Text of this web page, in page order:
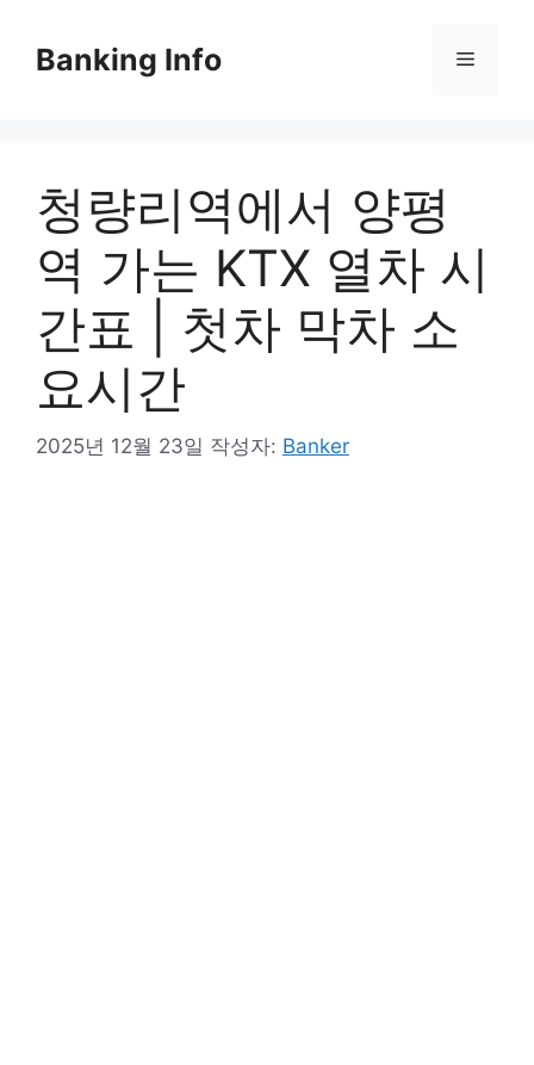
Banking Info 메
청량리역에서 양평
역 가는 KTX 열차 시
간표 | 첫차 막차 소
요시간
2025년 12월 23일 작성자: Banker